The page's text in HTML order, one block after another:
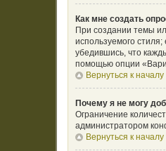
Как мне создать
При создании темы
используемого
убедившись, что
помощью опции
Вернуться к началу
Почему я не могу
Ограничение
администратором
Вернуться к началу